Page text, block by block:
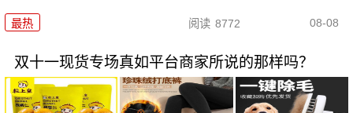
最热 阅读 8772 08-08
双十一现货专场真如平台商家所说的那样吗？